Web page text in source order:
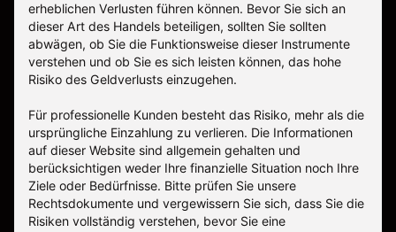
erheblichen Verlusten führen können. Bevor Sie sich an
dieser Art des Handels beteiligen, sollten Sie sollten
abwägen, ob Sie die Funktionsweise dieser Instrumente
verstehen und ob Sie es sich leisten können, das hohe
Risiko des Geldverlusts einzugehen.
Für professionelle Kunden besteht das Risiko, mehr als die
ursprüngliche Einzahlung zu verlieren. Die Informationen
auf dieser Website sind allgemein gehalten und
berücksichtigen weder Ihre finanzielle Situation noch Ihre
Ziele oder Bedürfnisse. Bitte prüfen Sie unsere
Rechtsdokumente und vergewissern Sie sich, dass Sie die
Risiken vollständig verstehen, bevor Sie eine